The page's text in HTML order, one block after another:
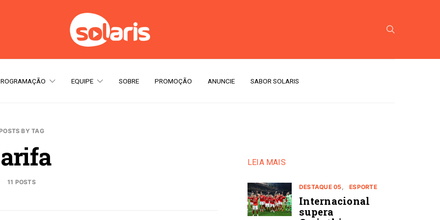
EQUIPE SOBRE PROMOÇÃO ANUNCIE SABOR SOLARIS
BY TAG
11 POSTS
LEIA MAIS
DESTAQUE 05 ESPORTE
Internacional
supera